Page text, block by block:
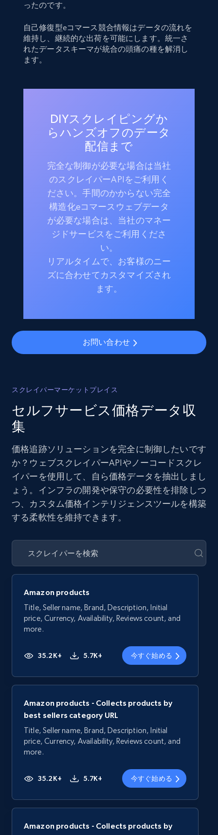
ったのです。
自己修復型eコマース競合情報はデータの流れを
維持し、継続的な出荷を可能にします。統一さ
れたデータスキーマが統合の頭痛の種を解消し
ます。
DIYスクレイピングか
らハンズオフのデータ
配信まで
完全な制御が必要な場合は当社
のスクレイパーAPIをご利用く
ださい。手間のかからない完全
構造化eコマースウェブデータ
が必要な場合は、当社のマネー
ジドサービスをご利用くださ
い。
リアルタイムで、お客様のニー
ズに合わせてカスタマイズされ
ます。
お問い合わせ
スクレイパーマーケットプレイス
セルフサービス価格データ収
集
価格追跡ソリューションを完全に制御したいです
か？ウェブスクレイパーAPIやノーコードスクレ
イパーを使用して、自ら価格データを抽出しまし
ょう。インフラの開発や保守の必要性を排除しつ
つ、カスタム価格インテリジェンスツールを構築
する柔軟性を維持できます。
Amazon products
Title, Seller name, Brand, Description, Initial
price, Currency, Availability, Reviews count, and
more.
35.2K+ 5.7K+ 今すぐ始める
Amazon products - Collects products by
best sellers category URL
Title, Seller name, Brand, Description, Initial
price, Currency, Availability, Reviews count, and
more.
35.2K+ 5.7K+ 今すぐ始める
Amazon products - Collects products by